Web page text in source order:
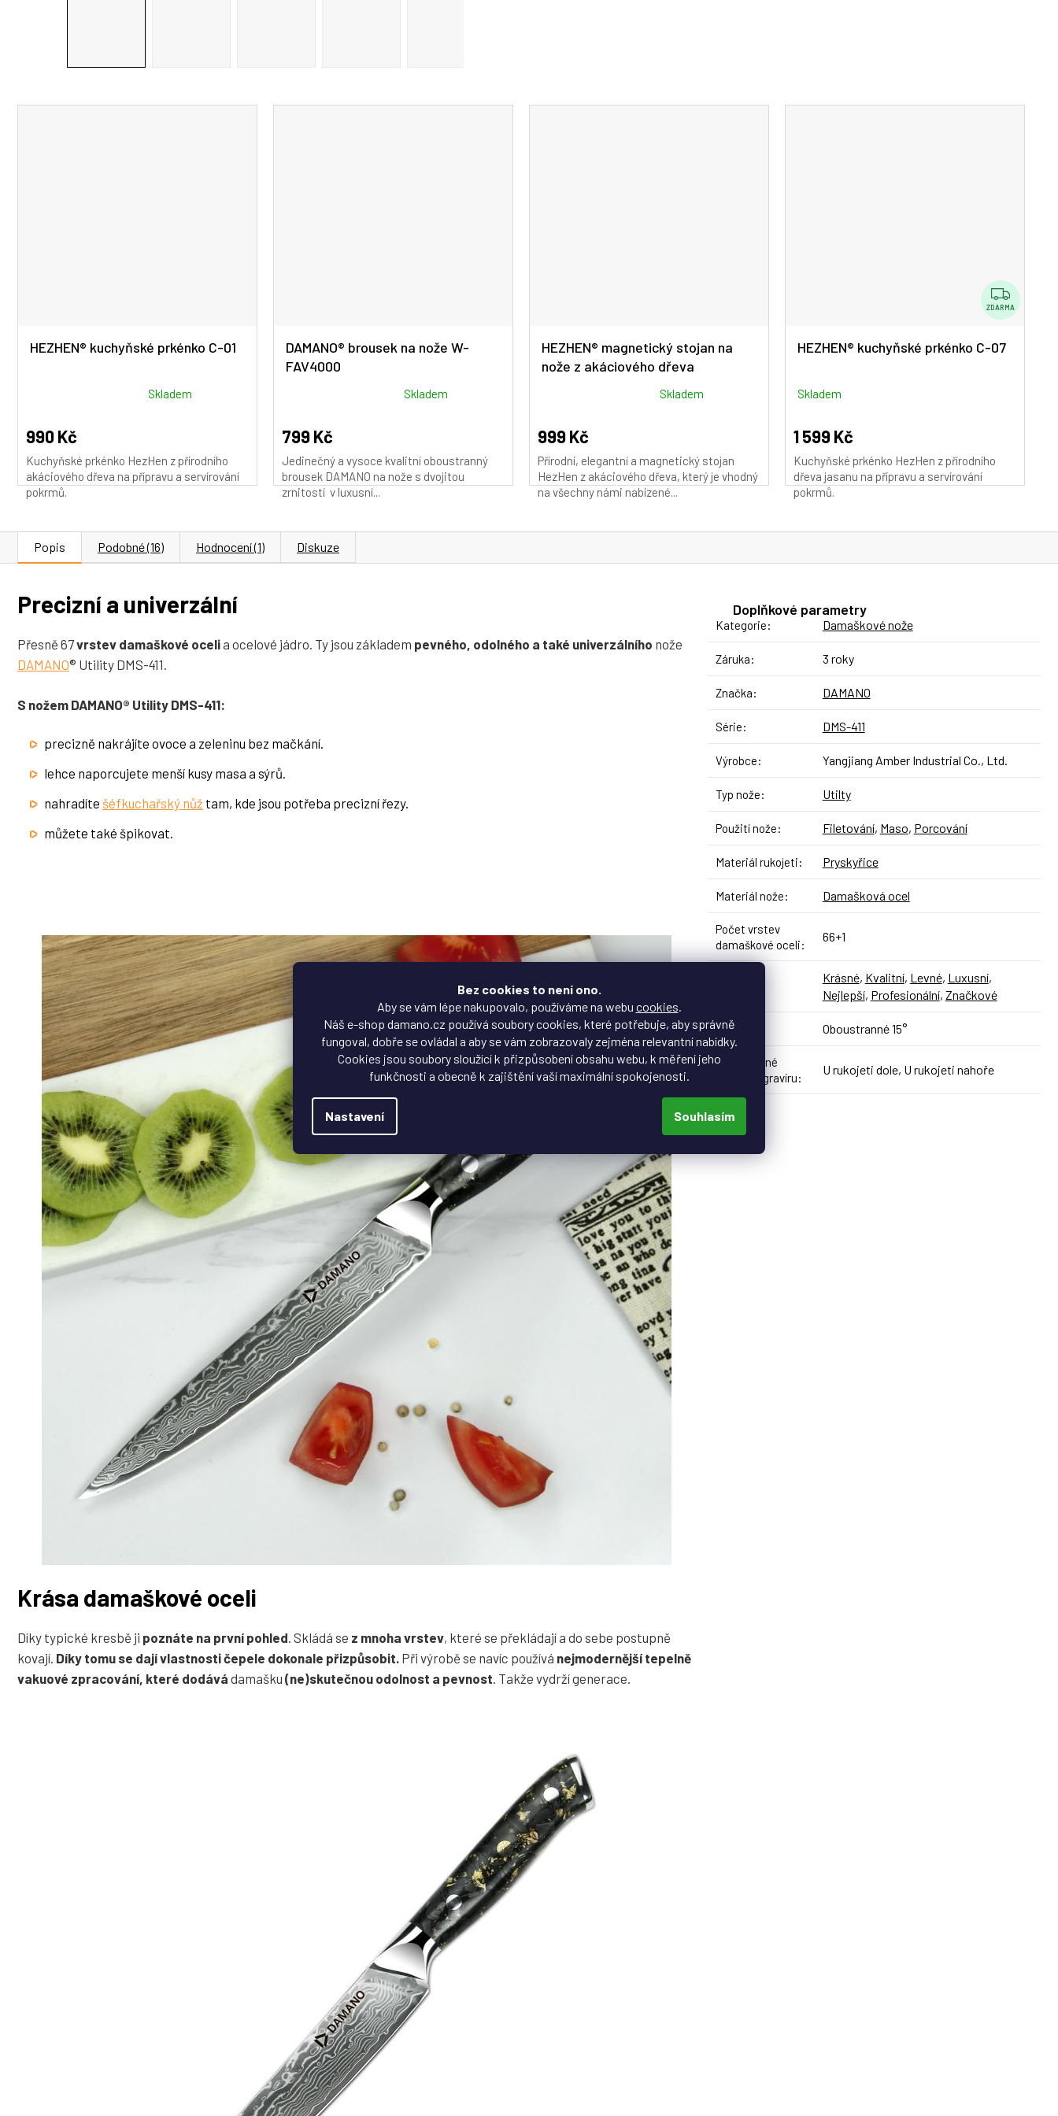
Bez cookies to není ono.
Aby se vám lépe nakupovalo, používáme na webu cookies.
Náš e-shop damano.cz používá soubory cookies, které potřebuje, aby správně
fungoval, dobře se ovládal a aby se vám zobrazovaly zejména relevantní nabídky.
Cookies jsou soubory sloužící k přizpůsobení obsahu webu, k měření jeho
funkčnosti a obecně k zajištění vaší maximální spokojenosti.
Nastavení Souhlasím
HEZHEN® kuchyňské prkénko C-01
produktu
je
5,0
z
5
Skladem
990 Kč
Kuchyňské prkénko HezHen z přírodního
akáciového dřeva na přípravu a servírování
pokrmů.
DAMANO® brousek na nože W-
FAV4000
produktu
je
5,0
z
5
Skladem
799 Kč
Jedinečný a vysoce kvalitní oboustranný
brousek DAMANO na nože s dvojitou
zrnitostí v luxusní...
HEZHEN® magnetický stojan na
nože z akáciového dřeva
produktu
je
4,9
z
5
Skladem
999 Kč
Přírodní, elegantní a magnetický stojan
HezHen z akáciového dřeva, který je vhodný
na všechny námi nabízené...
Z
D
ZDARMA
HEZHEN® kuchyňské prkénko C-07
Skladem
1 599 Kč
Kuchyňské prkénko HezHen z přírodního
dřeva jasanu na přípravu a servírování
pokrmů.
Popis Podobné (16) Hodnocení (1) Diskuze
Precizní a univerzální
Přesně 67vrstev damaškové ocelia ocelové jádro. Ty jsou základem pevného, odolného a také univerzálního nože
DAMANO® Utility DMS-411.
S nožem DAMANO® Utility DMS-411:
precizně nakrájíte ovoce a zeleninu bez mačkání.
lehce naporcujete menší kusy masa a sýrů.
nahradíte šéfkuchařský nůž tam, kde jsou potřeba precizní řezy.
můžete také špikovat.
Krása damaškové oceli
Díky typické kresbě ji poznáte na první pohled . Skládá se z mnoha vrstev, které se překládají a do sebe postupně
kovají. Díky tomu se dají vlastnosti čepele dokonale přizpůsobit. Při výrobě se navíc používá nejmodernější tepelně
vakuové zpracování, které dodává damašku (ne)skutečnou odolnost a pevnost . Takže vydrží generace.
Doplňkové parametry
Kategorie: Damaškové nože
Záruka: 3 roky
Značka: DAMANO
Série: DMS-411
Výrobce: Yangjiang Amber Industrial Co., Ltd.
Typ nože: Utilty
Použití nože: Filetování, Maso, Porcování
Materiál rukojeti: Pryskyřice
Materiál nože: Damašková ocel
Počet vrstev
damaškové oceli:
66+1
Krásné, Kvalitní, Levné, Luxusní,
Nejlepší, Profesionální, Značkové
Broušení Oboustranné 15°
Doporučené
umístění gravíru:
U rukojeti dole, U rukojeti nahoře